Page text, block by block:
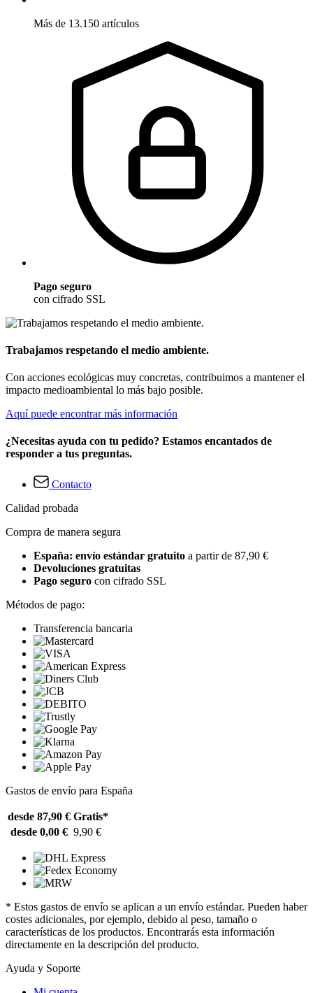
Más de 13.150 artículos
Pago seguro
con cifrado SSL
Trabajamos respetando el medio ambiente.
Con acciones ecológicas muy concretas, contribuimos a mantener el
impacto medioambiental lo más bajo posible.
Aquí puede encontrar más información
¿Necesitas ayuda con tu pedido? Estamos encantados de
responder a tus preguntas.
Contacto
Calidad probada
Compra de manera segura
España: envío estándar gratuito a partir de 87,90 €
Devoluciones gratuitas
Pago seguro con cifrado SSL
Métodos de pago:
Transferencia bancaria
Gastos de envío para España
desde 87,90 € Gratis*
desde 0,00 € 9,90 €
* Estos gastos de envío se aplican a un envío estándar. Pueden haber
costes adicionales, por ejemplo, debido al peso, tamaño o
características de los productos. Encontrarás esta información
directamente en la descripción del producto.
Ayuda y Soporte